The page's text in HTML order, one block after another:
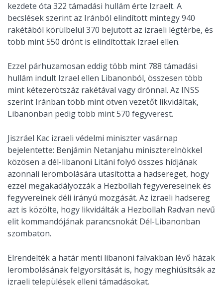
kezdete óta 322 támadási hullám érte Izraelt. A
becslések szerint az Iránból elindított mintegy 940
rakétából körülbelül 370 bejutott az izraeli légtérbe, és
több mint 550 drónt is elindítottak Izrael ellen.
Ezzel párhuzamosan eddig több mint 788 támadási
hullám indult Izrael ellen Libanonból, összesen több
mint kétezerötszáz rakétával vagy drónnal. Az INSS
szerint Iránban több mint ötven vezetőt likvidáltak,
Libanonban pedig több mint 570 fegyverest.
Jiszráel Kac izraeli védelmi miniszter vasárnap
bejelentette: Benjámin Netanjahu miniszterelnökkel
közösen a dél-libanoni Litáni folyó összes hídjának
azonnali lerombolására utasította a hadsereget, hogy
ezzel megakadályozzák a Hezbollah fegyvereseinek és
fegyvereinek déli irányú mozgását. Az izraeli hadsereg
azt is közölte, hogy likvidálták a Hezbollah Radvan nevű
elit kommandójának parancsnokát Dél-Libanonban
szombaton.
Elrendelték a határ menti libanoni falvakban lévő házak
lerombolásának felgyorsítását is, hogy meghiúsítsák az
izraeli települések elleni támadásokat.